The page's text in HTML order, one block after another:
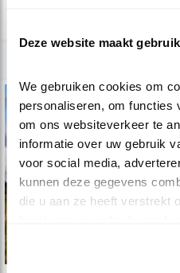
Deze website maakt
We gebruiken cookies om
personaliseren, om functies
om ons websiteverkeer te
informatie over uw gebruik
voor social media,
kunnen deze gegevens
die u aan ze heeft verstrekt